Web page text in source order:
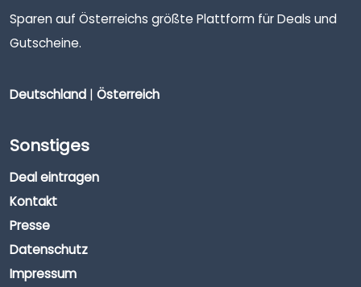
Sparen auf Österreichs größte Plattform für Deals und
Gutscheine.
Deutschland | Österreich
Sonstiges
Deal eintragen
Kontakt
Presse
Datenschutz
Impressum